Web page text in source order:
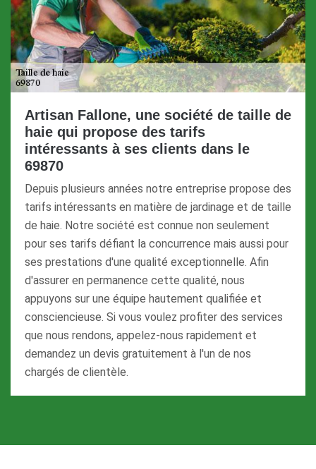
Artisan Fallone, une société de taille de
haie qui propose des tarifs
intéressants à ses clients dans le
69870
Depuis plusieurs années notre entreprise propose des
tarifs intéressants en matière de jardinage et de taille
de haie. Notre société est connue non seulement
pour ses tarifs défiant la concurrence mais aussi pour
ses prestations d'une qualité exceptionnelle. Afin
d'assurer en permanence cette qualité, nous
appuyons sur une équipe hautement qualifiée et
consciencieuse. Si vous voulez profiter des services
que nous rendons, appelez-nous rapidement et
demandez un devis gratuitement à l'un de nos
chargés de clientèle.